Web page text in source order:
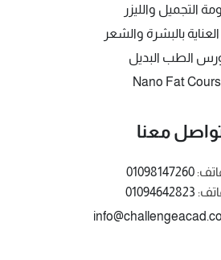
التجميل والليزر
بالبشرة والشعر
الطب البديل
Nano Fat
معنا
01098147260
01094642823